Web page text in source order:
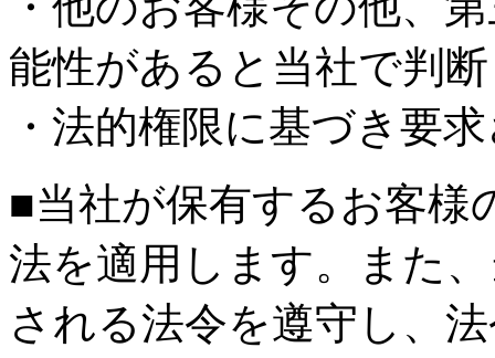
能性があると当社で判
・法的権限に基づき要
■当社が保有するお客様
法を適用します。また
される法令を遵守し、